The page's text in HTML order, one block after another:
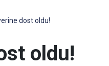
dost oldu!
oldu!